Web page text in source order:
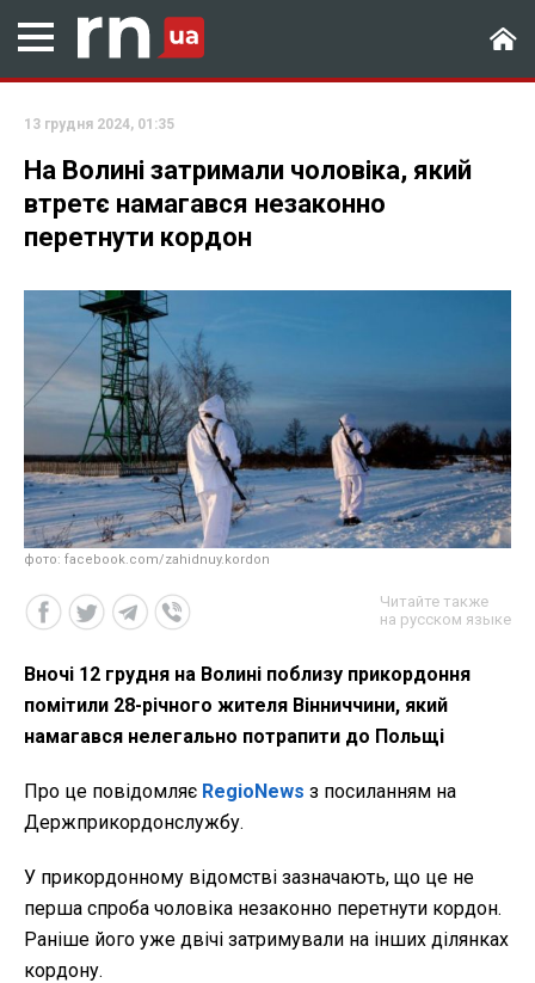
13 грудня 2024, 01:35
На Волині затримали чоловіка, який
втретє намагався незаконно
перетнути кордон
фото: facebook.com/zahidnuy.kordon
Читайте также
на русском языке
Вночі 12 грудня на Волині поблизу прикордоння
помітили 28-річного жителя Вінниччини, який
намагався нелегально потрапити до Польщі
Про це повідомляє RegioNews з посиланням на
Держприкордонслужбу.
У прикордонному відомстві зазначають, що це не
перша спроба чоловіка незаконно перетнути кордон.
Раніше його уже двічі затримували на інших ділянках
кордону.